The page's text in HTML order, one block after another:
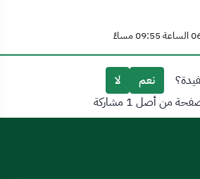
نعم
لا